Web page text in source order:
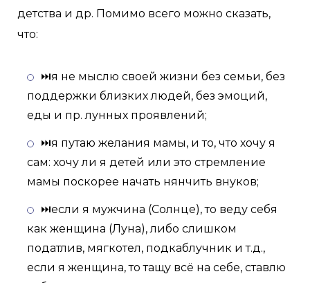
детства и др. Помимо всего можно сказать,
что:
⏭я не мыслю своей жизни без семьи, без
поддержки близких людей, без эмоций,
еды и пр. лунных проявлений;
⏭я путаю желания мамы, и то, что хочу я
сам: хочу ли я детей или это стремление
мамы поскорее начать нянчить внуков;
⏭если я мужчина (Солнце), то веду себя
как женщина (Луна), либо слишком
податлив, мягкотел, подкаблучник и т.д.,
если я женщина, то тащу всё на себе, ставлю